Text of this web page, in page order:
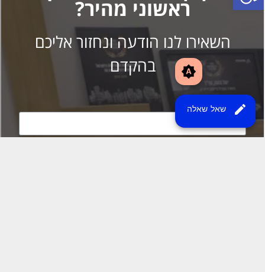
brightness_auto
edit שאל שאלה